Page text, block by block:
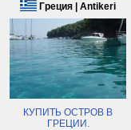
Греция | Antikeri
КУПИТЬ ОСТРОВ В
ГРЕЦИИ.